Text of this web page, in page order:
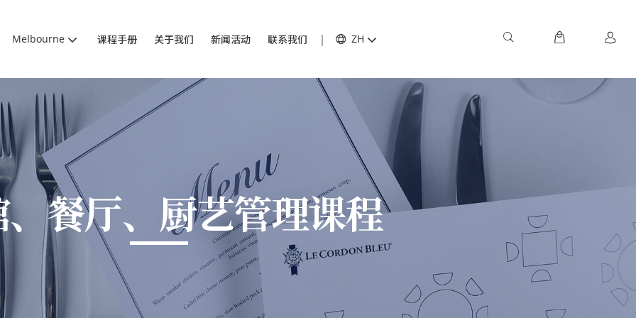
Melbourne 课程手册 关于我们 新闻活动 联系我们 ZH
餐厅、厨艺管理课程